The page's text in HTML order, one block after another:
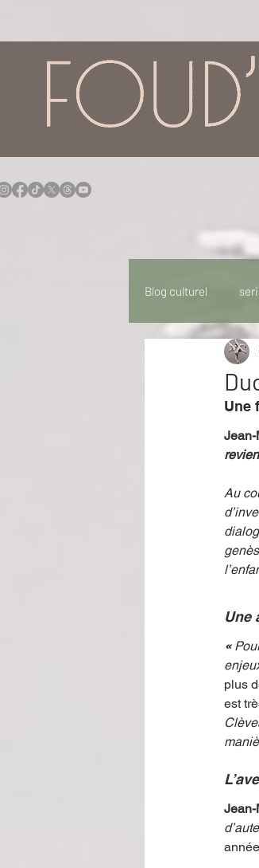
Blog culturel
Offre spéciale
Une
Jean-
Au
Une
«
plus
est